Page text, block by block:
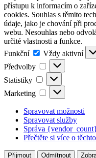
přístupu k informacím o
cookies. Souhlas s těmito
údaje, jako je chování při
webu. Nesouhlas nebo
určité vlastnosti a funkce.
Funkční
Funkční
Vždy aktivní
Předvolby
Předvolby
Statistiky Statistiky
Marketing Marketing
Spravovat možnosti
Spravovat služby
Správa
Přečtěte si více o
Přijmout Odmítnout